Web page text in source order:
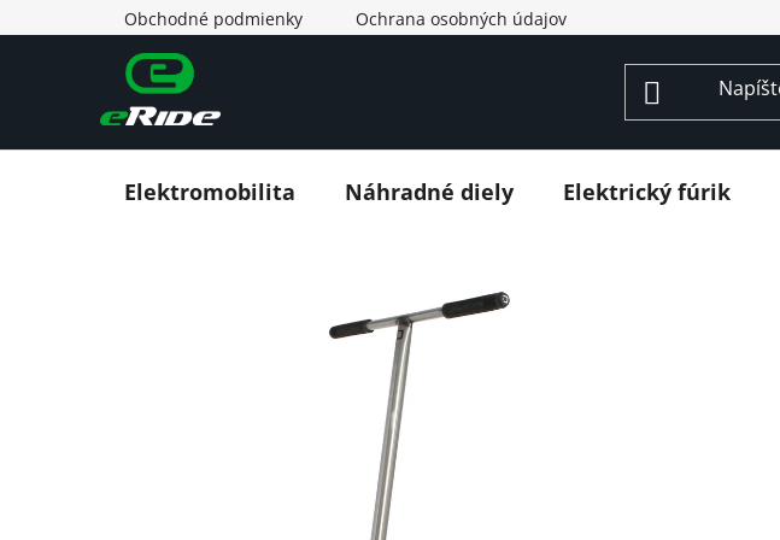
na
Obchodné podmienky Ochrana osobných údajov
Elektromobilita Náhradné diely Elektrický fúrik